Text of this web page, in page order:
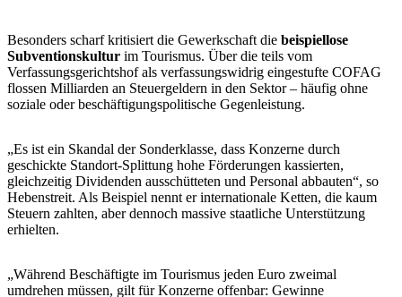
Besonders scharf kritisiert die Gewerkschaft die beispiellose
Subventionskultur im Tourismus. Über die teils vom
Verfassungsgerichtshof als verfassungswidrig eingestufte COFAG
flossen Milliarden an Steuergeldern in den Sektor – häufig ohne
soziale oder beschäftigungspolitische Gegenleistung.
„Es ist ein Skandal der Sonderklasse, dass Konzerne durch
geschickte Standort-Splittung hohe Förderungen kassierten,
gleichzeitig Dividenden ausschütteten und Personal abbauten“, so
Hebenstreit. Als Beispiel nennt er internationale Ketten, die kaum
Steuern zahlten, aber dennoch massive staatliche Unterstützung
erhielten.
„Während Beschäftigte im Tourismus jeden Euro zweimal
umdrehen müssen, gilt für Konzerne offenbar: Gewinne